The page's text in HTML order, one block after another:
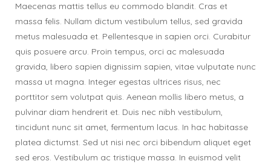
Maecenas mattis tellus eu commodo blandit. Cras et
massa felis. Nullam dictum vestibulum tellus, sed gravida
metus malesuada et. Pellentesque in sapien orci. Curabitur
quis posuere arcu. Proin tempus, orci ac malesuada
gravida, libero sapien dignissim sapien, vitae vulputate nunc
massa ut magna. Integer egestas ultrices risus, nec
porttitor sem volutpat quis. Aenean mollis libero metus, a
pulvinar diam hendrerit et. Duis nec nibh vestibulum,
tincidunt nunc sit amet, fermentum lacus. In hac habitasse
platea dictumst. Sed ut nisi nec orci bibendum aliquet eget
sed eros. Vestibulum ac tristique massa. In euismod velit